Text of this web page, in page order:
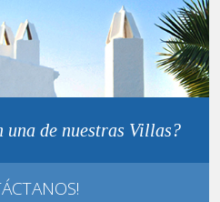
una de nuestras Villas?